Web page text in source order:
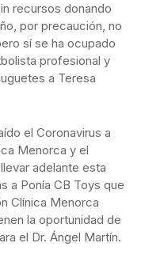
recursos donando
por precaución, no
sí se ha ocupado
profesional y
a Teresa
el Coronavirus a
Menorca y el
adelante esta
a Ponía CB Toys que
Clínica Menorca
la oportunidad de
el Dr. Ángel Martín.